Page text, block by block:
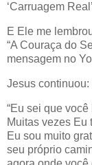
‘Carruagem
E Ele me
“A Couraça do
mensagem no
Jesus continuou:
“Eu sei que
Muitas vezes Eu
Eu sou muito
seu próprio